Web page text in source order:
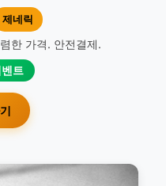
제네릭
한 가격. 안전결제.
트